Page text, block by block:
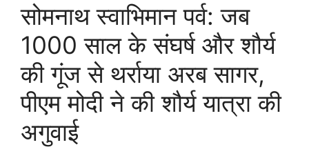
सोमनाथ स्वाभिमान पर्व: जब
1000 साल के संघर्ष और शौर्य
की गूंज से थर्राया अरब सागर,
पीएम मोदी ने की शौर्य यात्रा की
अगुवाई